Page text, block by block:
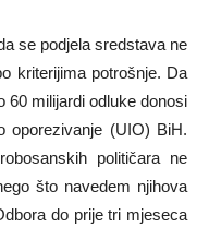
se podjela sredstava ne
kriterijima potrošnje. Da
60 milijardi odluke donosi
oporezivanje (UIO) BiH.
političara ne
što navedem njihova
do prije tri mjeseca